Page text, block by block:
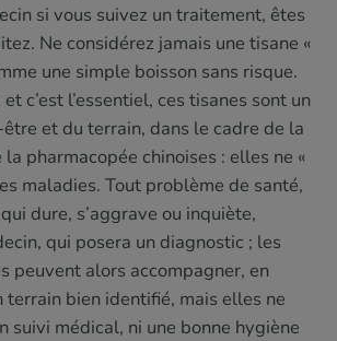
si vous suivez un traitement, êtes
Ne considérez jamais une tisane «
une simple boisson sans risque.
c’est l’essentiel, ces tisanes sont un
et du terrain, dans le cadre de la
pharmacopée chinoises : elles ne «
maladies. Tout problème de santé,
dure, s’aggrave ou inquiète,
qui posera un diagnostic ; les
peuvent alors accompagner, en
terrain bien identifié, mais elles ne
suivi médical, ni une bonne hygiène